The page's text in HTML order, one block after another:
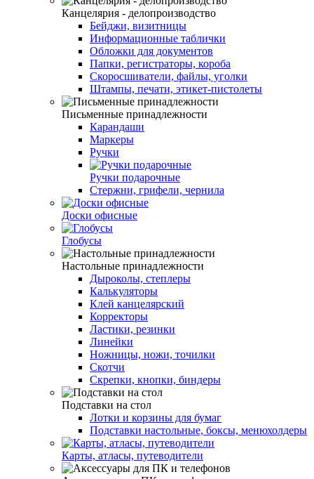
Канцелярия - делопроизводство
Бейджи, визитницы
Информационные таблички
Обложки для документов
Папки, регистраторы, короба
Скоросшиватели, файлы, уголки
Штампы, печати, этикет-пистолеты
Письменные принадлежности
Карандаши
Маркеры
Ручки
Ручки подарочные
Стержни, грифели, чернила
Доски офисные
Глобусы
Настольные принадлежности
Дыроколы, степлеры
Калькуляторы
Клей канцелярский
Корректоры
Ластики, резинки
Линейки
Ножницы, ножи, точилки
Скотчи
Скрепки, кнопки, биндеры
Подставки на стол
Лотки и корзины для бумаг
Подставки настольные, боксы, менюхолдеры
Карты, атласы, путеводители